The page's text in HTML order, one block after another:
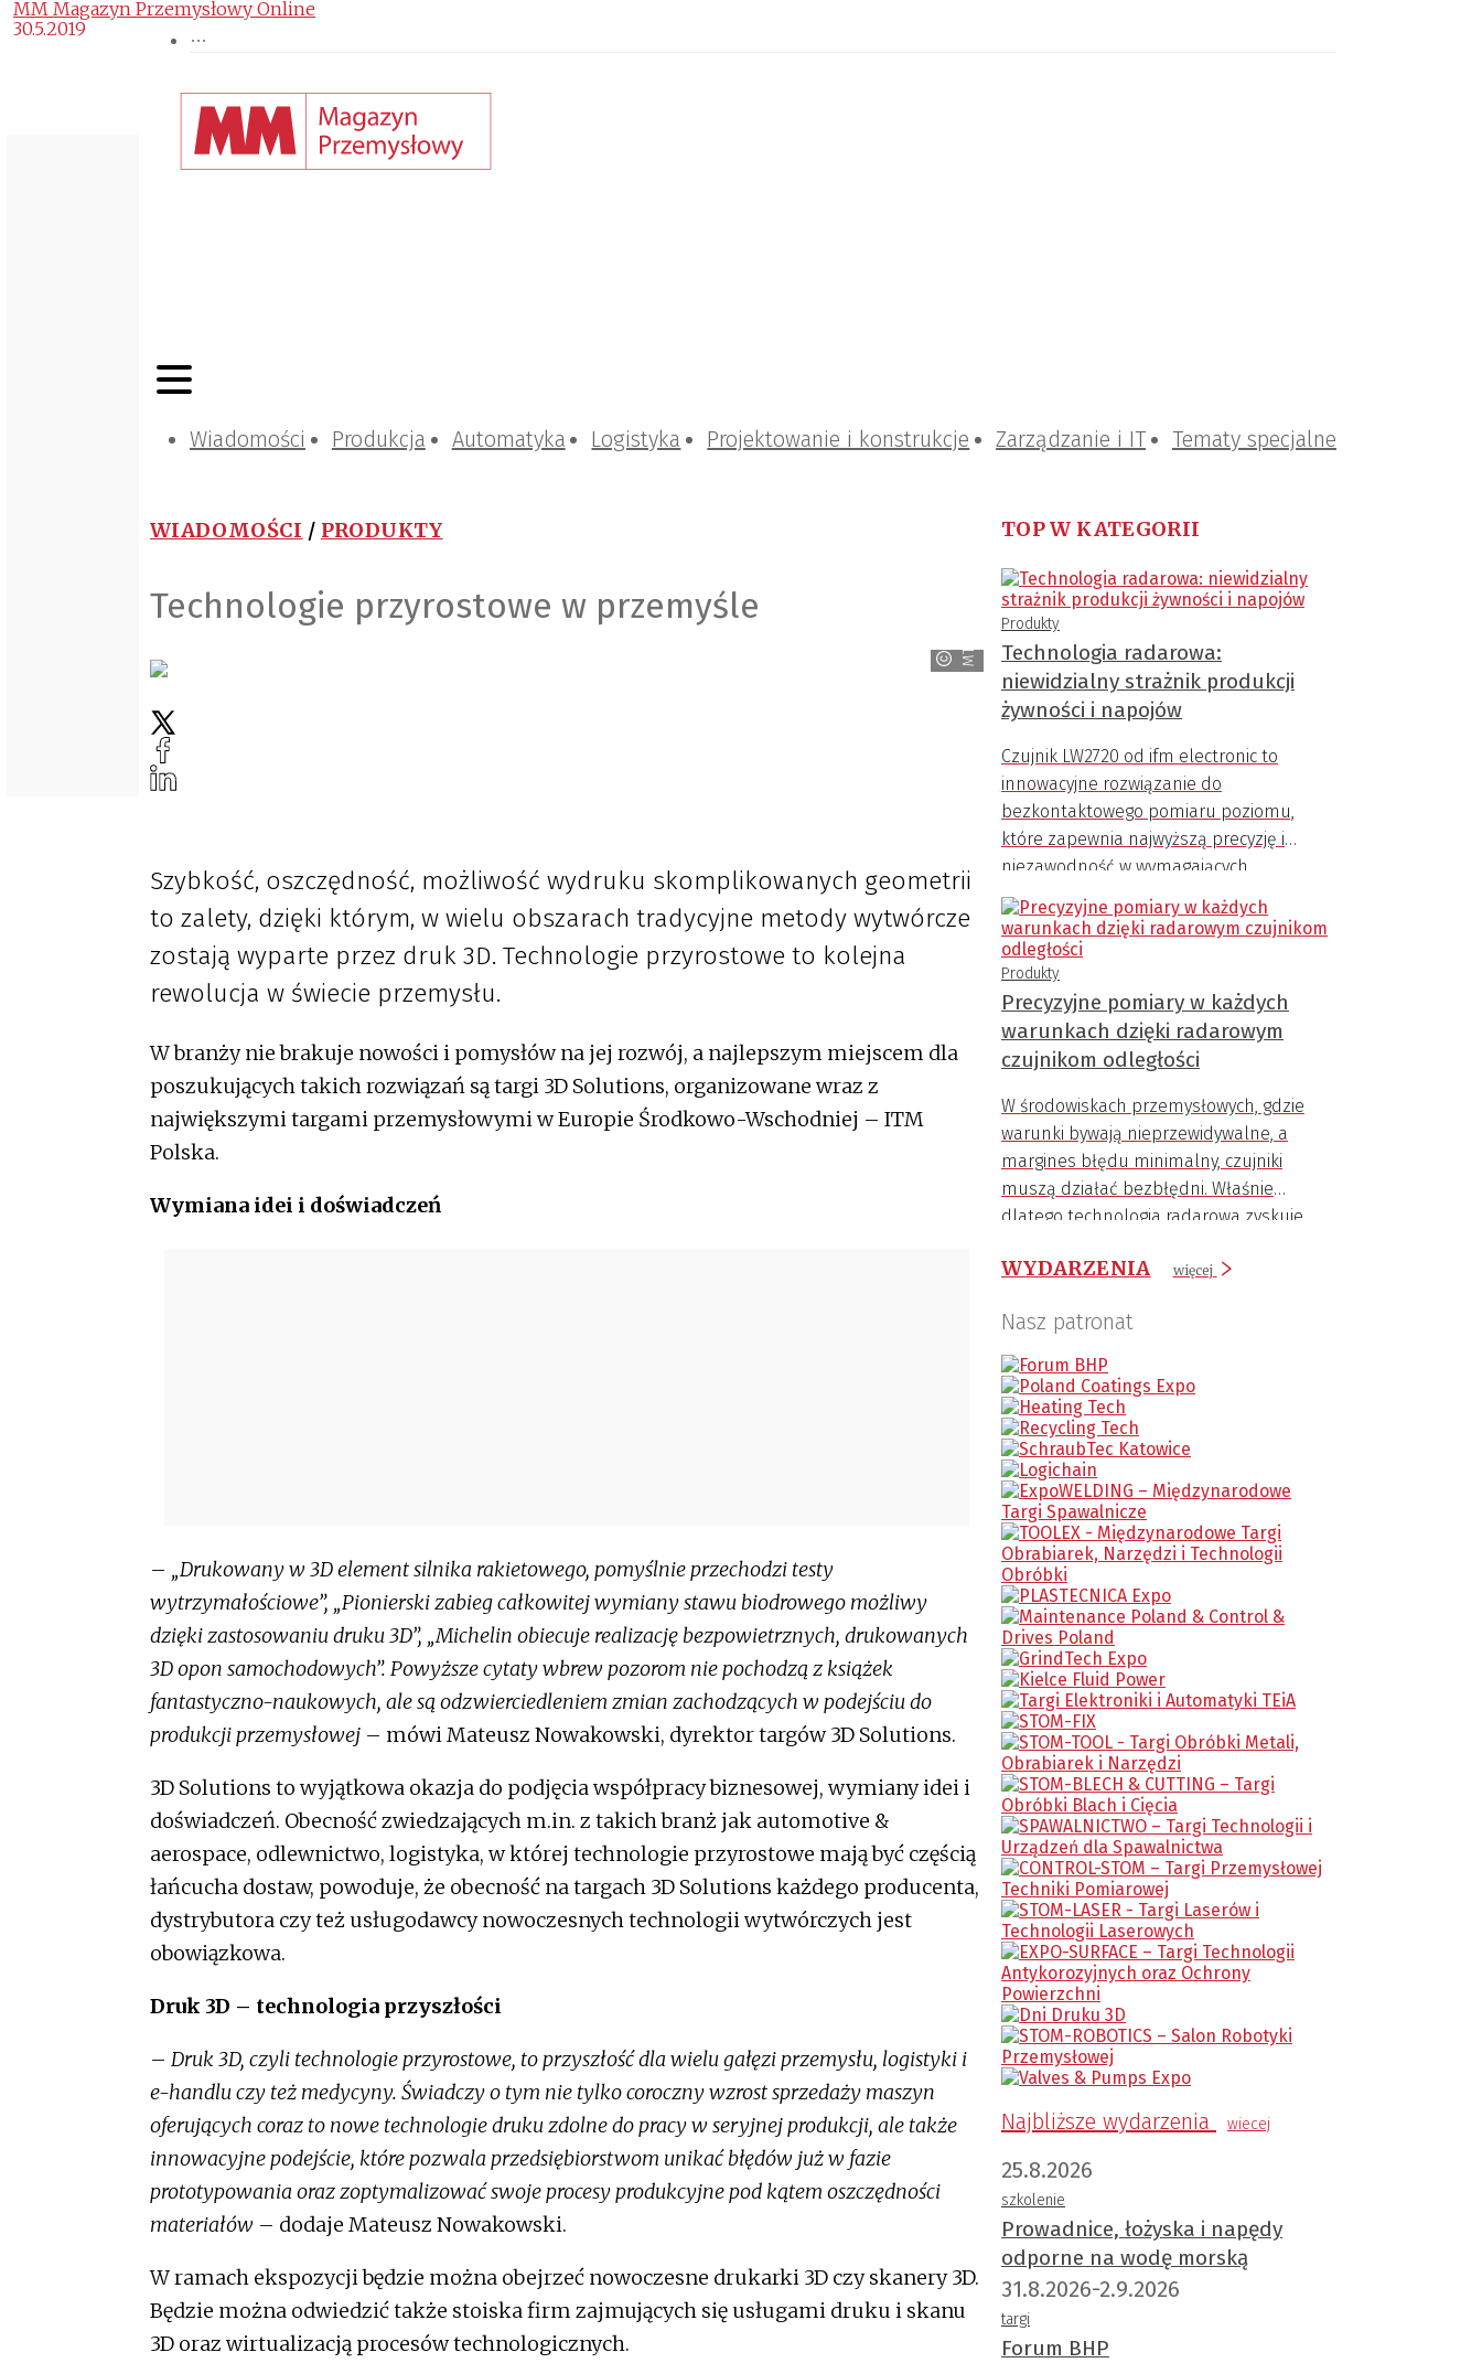
Wiadomości Produkcja Automatyka Logistyka Projektowanie i konstrukcje Zarządzanie i IT Tematy specjalne
WIADOMOŚCI / PRODUKTY
Technologie przyrostowe w przemyśle
MTP
MM Magazyn Przemysłowy Online
30.5.2019
Szybkość, oszczędność, możliwość wydruku skomplikowanych geometrii
to zalety, dzięki którym, w wielu obszarach tradycyjne metody wytwórcze
zostają wyparte przez druk 3D. Technologie przyrostowe to kolejna
rewolucja w świecie przemysłu.
W branży nie brakuje nowości i pomysłów na jej rozwój, a najlepszym miejscem dla
poszukujących takich rozwiązań są targi 3D Solutions, organizowane wraz z
największymi targami przemysłowymi w Europie Środkowo-Wschodniej – ITM
Polska.
Wymiana idei i doświadczeń
– „Drukowany w 3D element silnika rakietowego, pomyślnie przechodzi testy
wytrzymałościowe”, „Pionierski zabieg całkowitej wymiany stawu biodrowego możliwy
dzięki zastosowaniu druku 3D”, „Michelin obiecuje realizację bezpowietrznych, drukowanych
3D opon samochodowych”. Powyższe cytaty wbrew pozorom nie pochodzą z książek
fantastyczno-naukowych, ale są odzwierciedleniem zmian zachodzących w podejściu do
produkcji przemysłowej – mówi Mateusz Nowakowski, dyrektor targów 3D Solutions.
3D Solutions to wyjątkowa okazja do podjęcia współpracy biznesowej, wymiany idei i
doświadczeń. Obecność zwiedzających m.in. z takich branż jak automotive &
aerospace, odlewnictwo, logistyka, w której technologie przyrostowe mają być częścią
łańcucha dostaw, powoduje, że obecność na targach 3D Solutions każdego producenta,
dystrybutora czy też usługodawcy nowoczesnych technologii wytwórczych jest
obowiązkowa.
Druk 3D – technologia przyszłości
– Druk 3D, czyli technologie przyrostowe, to przyszłość dla wielu gałęzi przemysłu, logistyki i
e-handlu czy też medycyny. Świadczy o tym nie tylko coroczny wzrost sprzedaży maszyn
oferujących coraz to nowe technologie druku zdolne do pracy w seryjnej produkcji, ale także
innowacyjne podejście, które pozwala przedsiębiorstwom unikać błędów już w fazie
prototypowania oraz zoptymalizować swoje procesy produkcyjne pod kątem oszczędności
materiałów – dodaje Mateusz Nowakowski.
W ramach ekspozycji będzie można obejrzeć nowoczesne drukarki 3D czy skanery 3D.
Będzie można odwiedzić także stoiska firm zajmujących się usługami druku i skanu
3D oraz wirtualizacją procesów technologicznych.
TOP W KATEGORII
Produkty
Technologia radarowa:
niewidzialny strażnik produkcji
żywności i napojów
Czujnik LW2720 od ifm electronic to
innowacyjne rozwiązanie do
bezkontaktowego pomiaru poziomu,
które zapewnia najwyższą precyzję i
niezawodność w wymagających
warunkach przemysłowych.
Produkty
Precyzyjne pomiary w każdych
warunkach dzięki radarowym
czujnikom odległości
W środowiskach przemysłowych, gdzie
warunki bywają nieprzewidywalne, a
margines błędu minimalny, czujniki
muszą działać bezbłędni. Właśnie
dlatego technologia radarowa zyskuje
WYDARZENIA więcej
Nasz patronat
Najbliższe wydarzenia wiecej
25.8.2026
szkolenie
Prowadnice, łożyska i napędy
odporne na wodę morską
31.8.2026-2.9.2026
targi
Forum BHP